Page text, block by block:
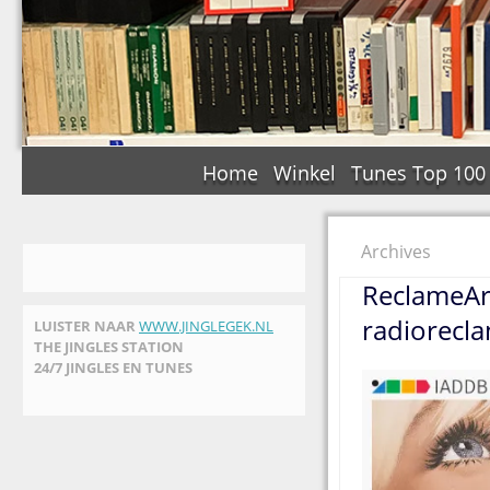
Home Winkel Tunes Top 100
LUISTER NAAR WWW.JINGLEGEK.NL
THE JINGLES STATION
24/7 JINGLES EN TUNES
Archives